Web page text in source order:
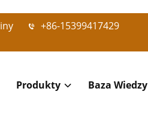
+86-15399417429
Produkty Baza Wiedzy